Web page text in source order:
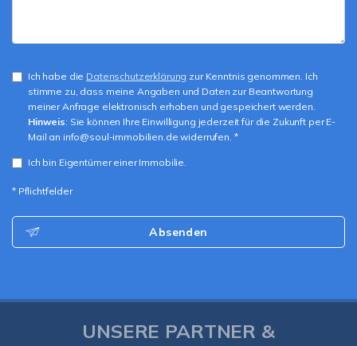
Ich habe die Datenschutzerklärung zur Kenntnis genommen. Ich
stimme zu, dass meine Angaben und Daten zur Beantwortung
meiner Anfrage elektronisch erhoben und gespeichert werden.
Hinweis: Sie können Ihre Einwilligung jederzeit für die Zukunft per E-
Mail an info@soul-immobilien.de widerrufen. *
Ich bin Eigentümer einer Immobilie.
* Pflichtfelder
Absenden
UNSERE PARTNER &